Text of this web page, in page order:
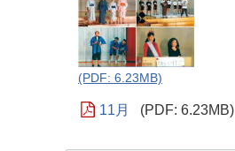
(PDF: 6.23MB)
11月 (PDF: 6.23MB)